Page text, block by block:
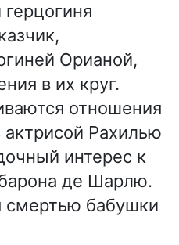
Орианой,
в их круг.
отношения
Рахилью
интерес к
де Шарлю.
смертью бабушки